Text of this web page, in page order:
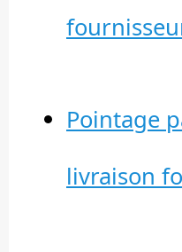
Pointage
livraison